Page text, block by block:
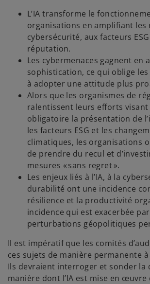
L’IA transforme le
organisations en amplifiant les
cybersécurité, aux facteurs
réputation.
Les cybermenaces gagnent en
sophistication, ce qui oblige
à adopter une attitude plus
Alors que les organismes de
ralentissent leurs efforts
obligatoire la présentation de
les facteurs ESG et les
climatiques, les organisations
de prendre du recul et
mesures « sans regret ».
Les enjeux liés à l’IA, à la
durabilité ont une incidence
résilience et la productivité
incidence qui est exacerbée
perturbations géopolitiques
Il est impératif que les comités
ces sujets de manière permanente
Ils devraient interroger et sonder la
manière dont l’IA est mise en œuvre